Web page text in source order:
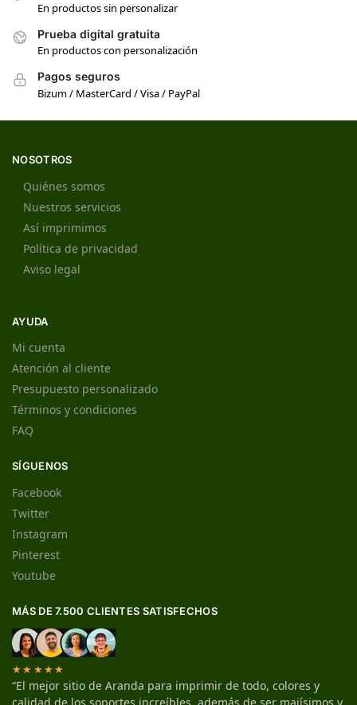
En productos sin personalizar
Prueba digital gratuita
En productos con personalización
Pagos seguros
Bizum / MasterCard / Visa / PayPal
NOSOTROS
Quiénes somos
Nuestros servicios
Así imprimimos
Política de privacidad
Aviso legal
AYUDA
Mi cuenta
Atención al cliente
Presupuesto personalizado
Términos y condiciones
FAQ
SÍGUENOS
Facebook
Twitter
Instagram
Pinterest
Youtube
MÁS DE 7.500 CLIENTES SATISFECHOS
★★★★★
“El mejor sitio de Aranda para imprimir de todo, colores y